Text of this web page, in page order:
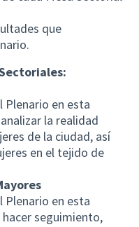
que
Plenario en esta
la realidad
de la ciudad, así
en el tejido de
Plenario en esta
seguimiento,